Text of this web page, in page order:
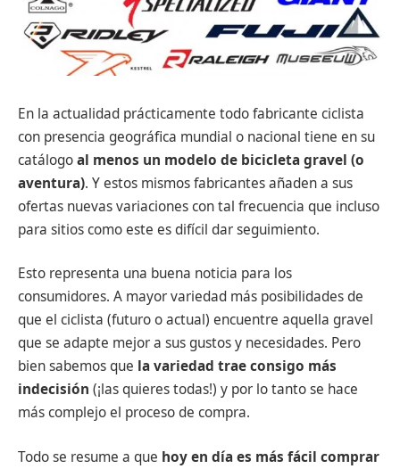
En la actualidad prácticamente todo fabricante ciclista
con presencia geográfica mundial o nacional tiene en su
catálogoal menos un modelo de bicicleta gravel (o
aventura). Y estos mismos fabricantes añaden a sus
ofertas nuevas variaciones con tal frecuencia que incluso
para sitios como este es difícil dar seguimiento.
Esto representa una buena noticia para los
consumidores. A mayor variedad más posibilidades de
que el ciclista (futuro o actual) encuentre aquella gravel
que se adapte mejor a sus gustos y necesidades. Pero
bien sabemos que la variedad trae consigo más
indecisión (¡las quieres todas!) y por lo tanto se hace
más complejo el proceso de compra.
Todo se resume a que hoy en día es más fácil comprar